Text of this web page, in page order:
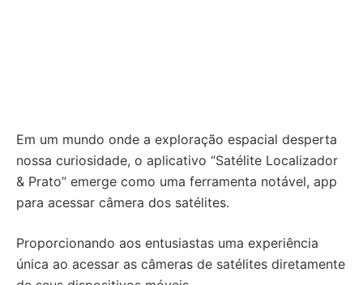
Em um mundo onde a exploração espacial desperta
nossa curiosidade, o aplicativo “Satélite Localizador
& Prato” emerge como uma ferramenta notável, app
para acessar câmera dos satélites.
Proporcionando aos entusiastas uma experiência
única ao acessar as câmeras de satélites diretamente